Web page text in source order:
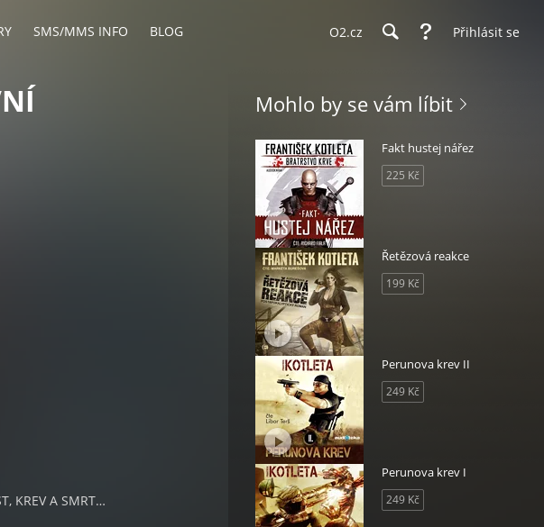
SMS/MMS INFO BLOG O2.cz Přihlásit se
KREV A SMRT…
Mohlo by se vám líbit
Fakt hustej nářez
225 Kč
Řetězová reakce
199 Kč
Perunova krev II
249 Kč
Perunova krev I
249 Kč